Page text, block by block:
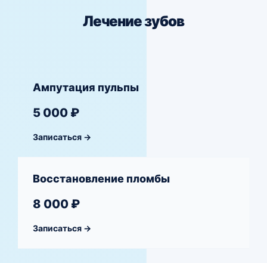
Лечение зубов
Ампутация пульпы
5 000 ₽
Записаться →
Восстановление пломбы
8 000 ₽
Записаться →